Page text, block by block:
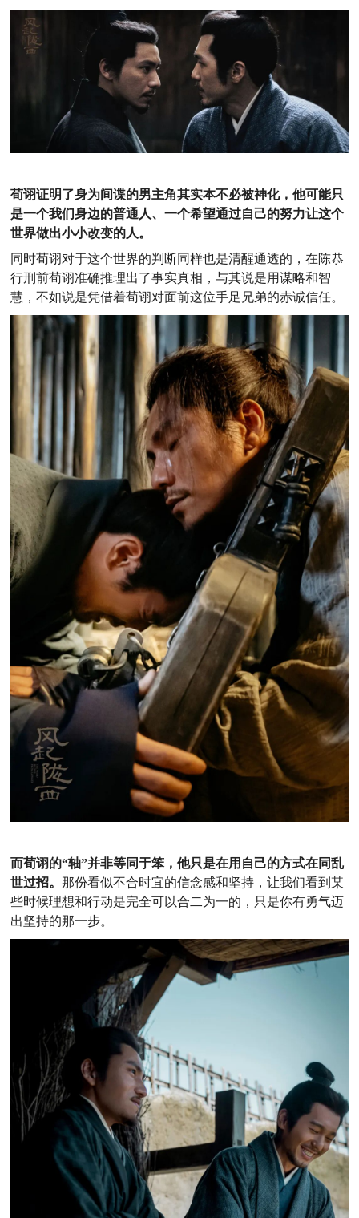
荀诩证明了身为间谍的男主角其实本不必被神化，他可能只
是一个我们身边的普通人、一个希望通过自己的努力让这个
世界做出小小改变的人。
同时荀诩对于这个世界的判断同样也是清醒通透的，在陈恭
行刑前荀诩准确推理出了事实真相，与其说是用谋略和智
慧，不如说是凭借着荀诩对面前这位手足兄弟的赤诚信任。
而荀诩的“轴”并非等同于笨，他只是在用自己的方式在同乱
世过招。那份看似不合时宜的信念感和坚持，让我们看到某
些时候理想和行动是完全可以合二为一的，只是你有勇气迈
出坚持的那一步。